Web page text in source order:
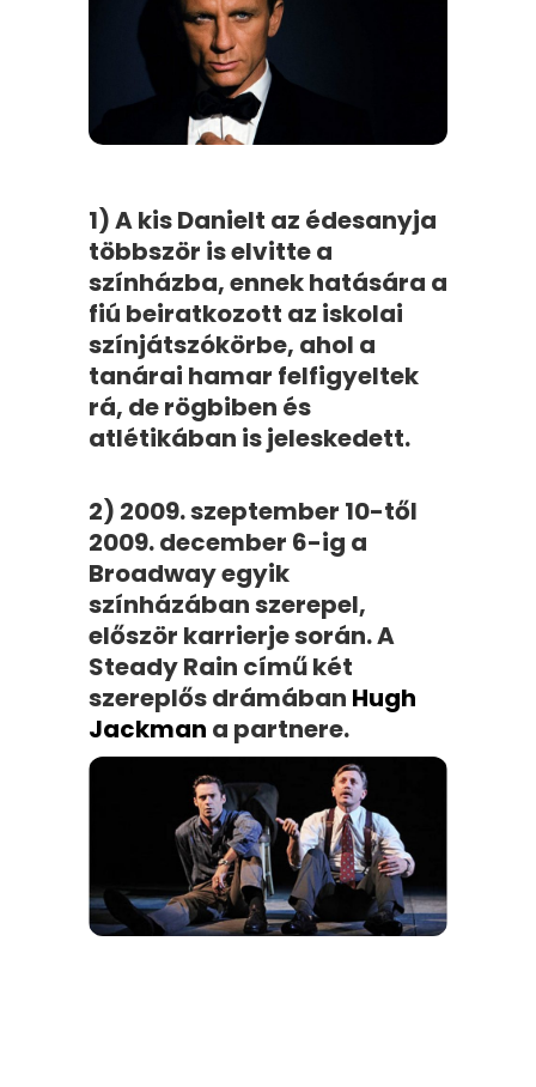
1) A kis Danielt az édesanyja
többször is elvitte a
színházba, ennek hatására a
fiú beiratkozott az iskolai
színjátszókörbe, ahol a
tanárai hamar felfigyeltek
rá, de rögbiben és
atlétikában is jeleskedett.
2) 2009. szeptember 10-től
2009. december 6-ig a
Broadway egyik
színházában szerepel,
először karrierje során. A
Steady Rain című két
szereplős drámában Hugh
Jackman a partnere.